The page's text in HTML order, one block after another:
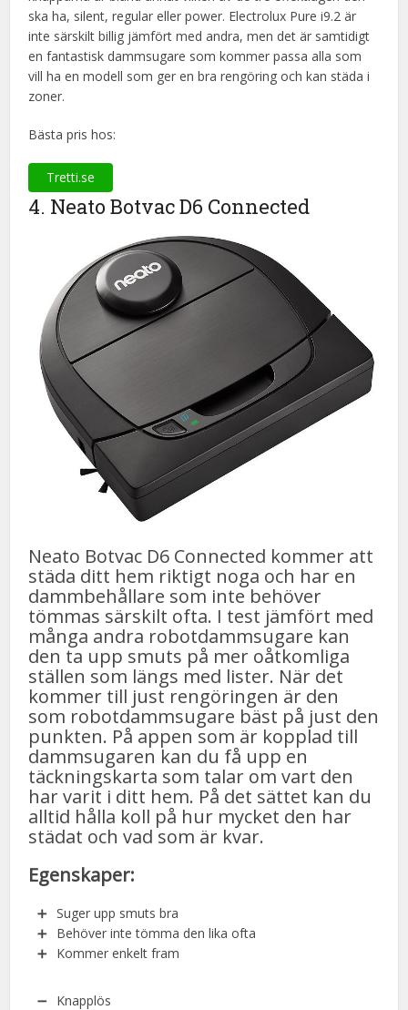
ska ha, silent, regular eller power. Electrolux Pure i9.2 är
inte särskilt billig jämfört med andra, men det är samtidigt
en fantastisk dammsugare som kommer passa alla som
vill ha en modell som ger en bra rengöring och kan städa i
zoner.
Bästa pris hos:
Tretti.se
4. Neato Botvac D6 Connected
Neato Botvac D6 Connected kommer att
städa ditt hem riktigt noga och har en
dammbehållare som inte behöver
tömmas särskilt ofta. I test jämfört med
många andra robotdammsugare kan
den ta upp smuts på mer oåtkomliga
ställen som längs med lister. När det
kommer till just rengöringen är den
som robotdammsugare bäst på just den
punkten. På appen som är kopplad till
dammsugaren kan du få upp en
täckningskarta som talar om vart den
har varit i ditt hem. På det sättet kan du
alltid hålla koll på hur mycket den har
städat och vad som är kvar.
Egenskaper:
Suger upp smuts bra
Behöver inte tömma den lika ofta
Kommer enkelt fram
Knapplös